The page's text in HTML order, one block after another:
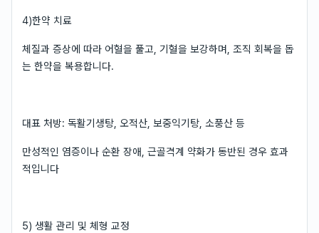
4)한약 치료
체질과 증상에 따라 어혈을 풀고, 기혈을 보강하며, 조직 회복을 돕
는 한약을 복용합니다.
대표 처방: 독활기생탕, 오적산, 보중익기탕, 소풍산 등
만성적인 염증이나 순환 장애, 근골격계 약화가 동반된 경우 효과
적입니다
5) 생활 관리 및 체형 교정